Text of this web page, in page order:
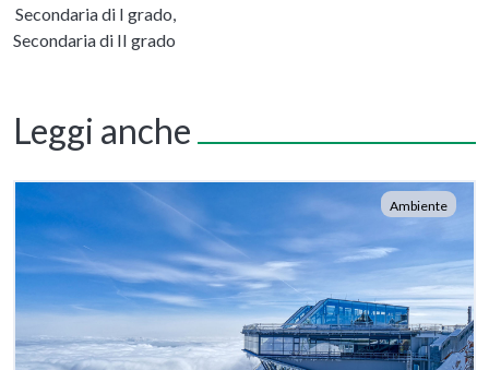
Secondaria di I grado,
Secondaria di II grado
Leggi anche
Ambiente